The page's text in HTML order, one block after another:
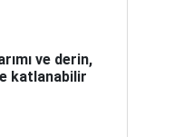
ve derin,
katlanabilir